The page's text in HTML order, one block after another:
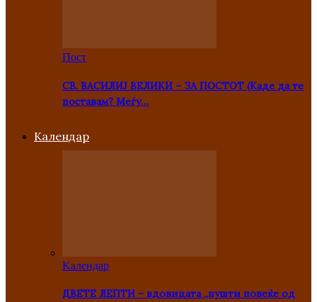
Пост
СВ. ВАСИЛИЈ ВЕЛИКИ – ЗА ПОСТОТ (Каде да те
поставам? Меѓу…
Kалендар
Kалендар
ДВЕТЕ ЛЕПТИ – вдовицата „пушти повеќе од